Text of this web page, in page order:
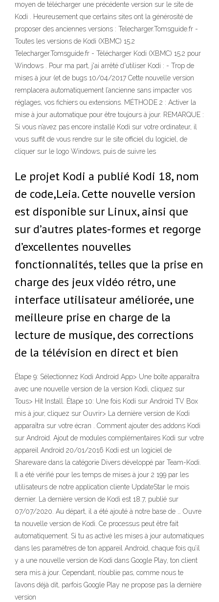
moyen de télécharger une précédente version sur le site de
Kodi . Heureusement que certains sites ont la générosité de
proposer des anciennes versions : Telecharger.Tomsguide.fr -
Toutes les versions de Kodi (XBMC) 15.2
Telecharger.Tomsguide.fr - Télécharger Kodi (XBMC) 15.2 pour
Windows . Pour ma part, j'ai arrêté d'utiliser Kodi : - Trop de
mises à jour (et de bugs 10/04/2017 Cette nouvelle version
remplacera automatiquement l’ancienne sans impacter vos
réglages, vos fichiers ou extensions. MÉTHODE 2 : Activer la
mise à jour automatique pour être toujours à jour. REMARQUE :
Si vous n’avez pas encore installé Kodi sur votre ordinateur, il
vous suffit de vous rendre sur le site officiel du logiciel, de
cliquer sur le logo Windows, puis de suivre les
Le projet Kodi a publié Kodi 18, nom
de code,Leia. Cette nouvelle version
est disponible sur Linux, ainsi que
sur d’autres plates-formes et regorge
d’excellentes nouvelles
fonctionnalités, telles que la prise en
charge des jeux vidéo rétro, une
interface utilisateur améliorée, une
meilleure prise en charge de la
lecture de musique, des corrections
de la télévision en direct et bien
Étape 9: Sélectionnez Kodi Android App> Une boîte apparaîtra
avec une nouvelle version de la version Kodi, cliquez sur
Tous> Hit Install. Étape 10: Une fois Kodi sur Android TV Box
mis à jour, cliquez sur Ouvrir> La dernière version de Kodi
apparaîtra sur votre écran . Comment ajouter des addons Kodi
sur Android. Ajout de modules complémentaires Kodi sur votre
appareil Android 20/01/2016 Kodi est un logiciel de
Shareware dans la catégorie Divers développé par Team-Kodi.
Il a été vérifié pour les temps de mises à jour 2 199 par les
utilisateurs de notre application cliente UpdateStar le mois
dernier. La dernière version de Kodi est 18.7, publié sur
07/07/2020. Au départ, il a été ajouté à notre base de … Ouvre
ta nouvelle version de Kodi. Ce processus peut être fait
automatiquement. Si tu as activé les mises à jour automatiques
dans les paramètres de ton appareil Android, chaque fois qu’il
y a une nouvelle version de Kodi dans Google Play, ton client
sera mis à jour. Cependant, n’oublie pas, comme nous te
l’avons déjà dit, parfois Google Play ne propose pas la dernière
version